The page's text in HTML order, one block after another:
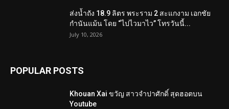
ส่งน้ำถัง 18.9 ลิตร พระราม 2 สะแกงาม เอกชัย
กำนันแม้น โดย “ไปไวมาไว” โทรวันนี้...
July 10, 2026
POPULAR POSTS
Khouan Xai ขวัญ สาวจำปาศักดิ์ สุดฮอตบน
Youtube